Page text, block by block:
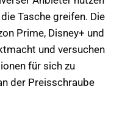
Tasche greifen. Die
Prime, Disney+ und
und versuchen
für sich zu
der Preisschraube